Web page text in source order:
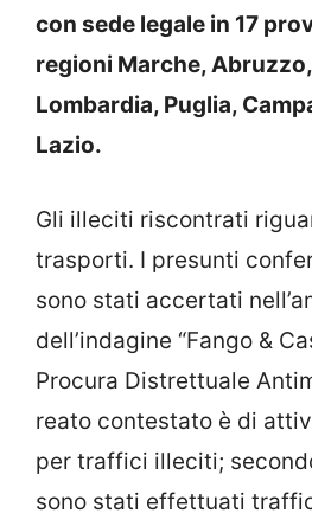
con sede legale in 17
regioni Marche,
Lombardia, Puglia,
Lazio.
Gli illeciti riscontrati
trasporti. I presunti
sono stati accertati
dell’indagine “Fango &
Procura Distrettuale
reato contestato è di
per traffici illeciti;
sono stati effettuati